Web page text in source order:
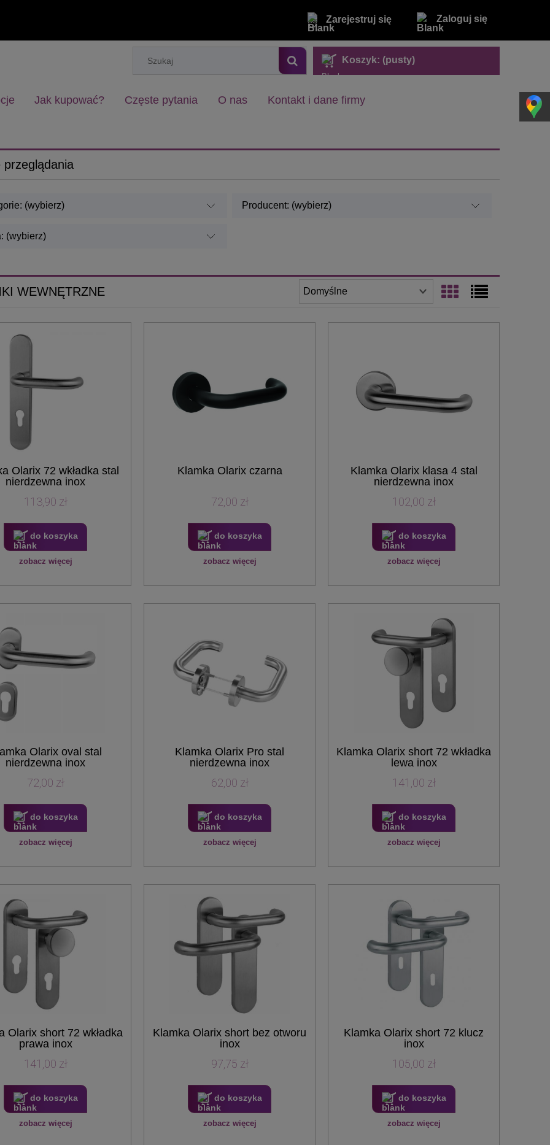
Zarejestruj się Zaloguj się
Koszyk: (pusty)
Jak kupować? Częste pytania O nas Kontakt i dane firmy
przeglądania
(wybierz) Producent: (wybierz)
(wybierz)
WEWNĘTRZNE
Olarix 72 wkładka stal
nierdzewna inox
113,90 zł
do koszyka
zobacz więcej
Klamka Olarix czarna
72,00 zł
do koszyka
zobacz więcej
Klamka Olarix klasa 4 stal
nierdzewna inox
102,00 zł
do koszyka
zobacz więcej
Olarix oval stal
nierdzewna inox
72,00 zł
do koszyka
zobacz więcej
Klamka Olarix Pro stal
nierdzewna inox
62,00 zł
do koszyka
zobacz więcej
Klamka Olarix short 72 wkładka
lewa inox
141,00 zł
do koszyka
zobacz więcej
Olarix short 72 wkładka
prawa inox
141,00 zł
do koszyka
zobacz więcej
Klamka Olarix short bez otworu
inox
97,75 zł
do koszyka
zobacz więcej
Klamka Olarix short 72 klucz
inox
105,00 zł
do koszyka
zobacz więcej